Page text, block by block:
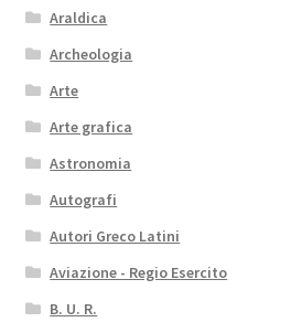
Araldica
Archeologia
Arte
Arte grafica
Astronomia
Autografi
Autori Greco Latini
Aviazione - Regio Esercito
B. U. R.